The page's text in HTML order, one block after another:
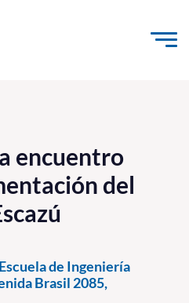
contenido
encuentro
del
Escuela de Ingeniería
Brasil 2085,